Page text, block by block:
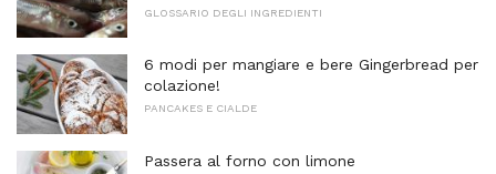
GLOSSARIO DEGLI INGREDIENTI
6 modi per mangiare e bere Gingerbread per
colazione!
PANCAKES E CIALDE
Passera al forno con limone